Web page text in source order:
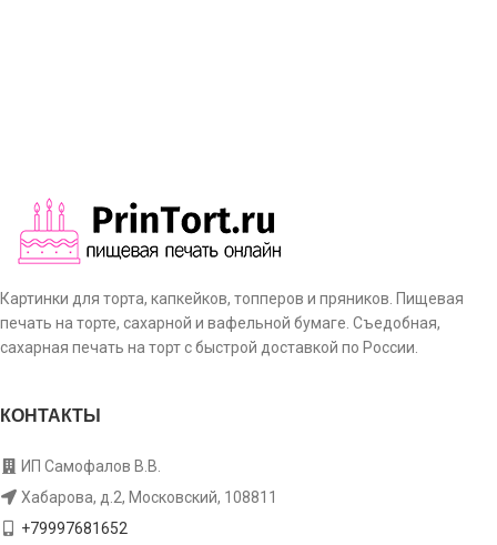
Картинки для торта, капкейков, топперов и пряников. Пищевая
печать на торте, сахарной и вафельной бумаге. Съедобная,
сахарная печать на торт с быстрой доставкой по России.
КОНТАКТЫ
ИП Самофалов В.В.
Хабарова, д.2, Московский, 108811
+79997681652